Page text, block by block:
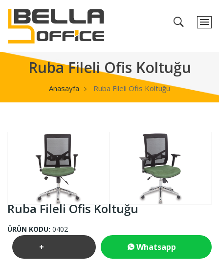
Ruba Fileli Ofis Koltuğu
Anasayfa Ruba Fileli Ofis Koltuğu
Ruba Fileli Ofis Koltuğu
ÜRÜN KODU: 0402
+ Whatsapp